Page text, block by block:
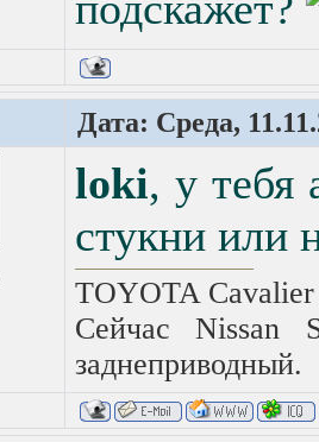
Дата: Среда,
loki, у тебя
стукни или
TOYOTA Cavalier
Сейчас Nissan
заднеприводный.